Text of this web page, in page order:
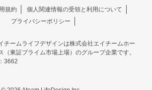
規約
個人関連情報の受領と利用について
プライバシーポリシー
チームライフデザインは株式会社エイチームホー
（東証プライム市場上場）のグループ企業です。
3662